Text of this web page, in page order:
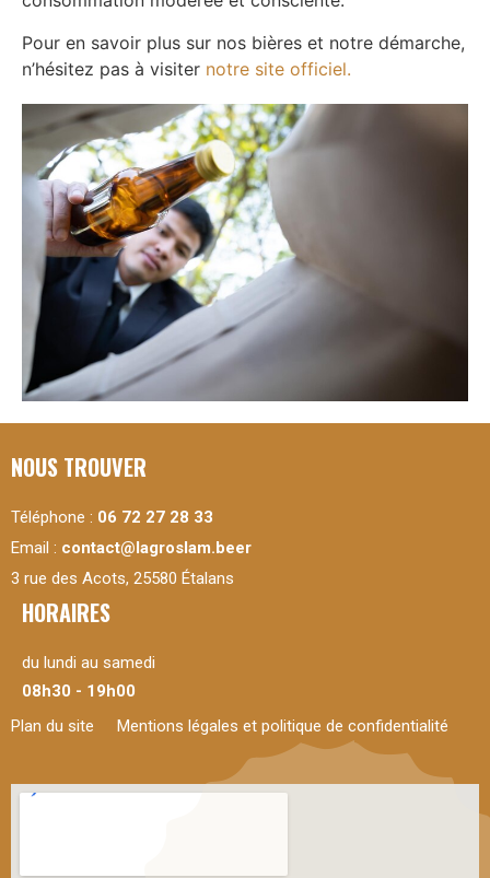
Pour en savoir plus sur nos bières et notre démarche,
n’hésitez pas à visiter notre site officiel.
NOUS TROUVER
Téléphone : 06 72 27 28 33
Email : contact@lagroslam.beer
3 rue des Acots, 25580 Étalans
HORAIRES
du lundi au samedi
08h30 - 19h00
Plan du site
Mentions légales et politique de confidentialité